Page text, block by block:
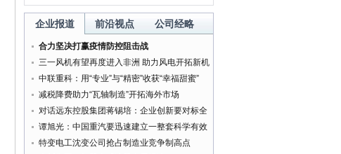
企业报道 前沿视点 公司经略
合力坚决打赢疫情防控阻击战
三一风机有望再度进入非洲 助力风电开拓新机
遇
中联重科：用“专业”与“精密”收获“幸福甜蜜”
减税降费助力“瓦轴制造”开拓海外市场
对话远东控股集团蒋锡培：企业创新要对标全
球最好的企业
谭旭光：中国重汽要迅速建立一整套科学有效
的管理体系
特变电工沈变公司抢占制造业竞争制高点